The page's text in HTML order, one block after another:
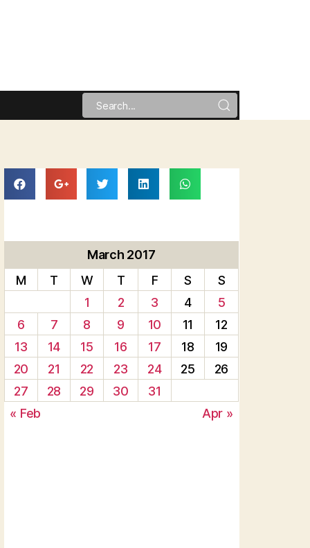
March 2017
M
T W T F S
S
1
2 3 4
5
6
7 8 9 10 11
12
13
14 15 16 17 18
19
20
21 22 23 24 25
26
27
28 29 30
31
« Feb
Apr »